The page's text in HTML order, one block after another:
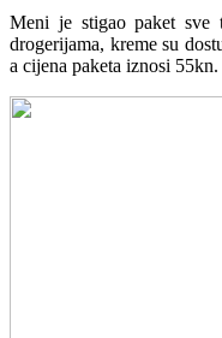
Meni je stigao paket
drogerijama, kreme su
a cijena paketa iznosi 55kn.